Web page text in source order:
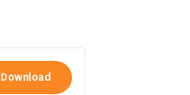
Download